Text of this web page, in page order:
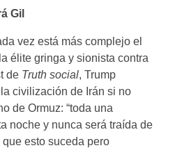
Gil
vez está más complejo el
élite gringa y sionista contra
de Truth social, Trump
civilización de Irán si no
de Ormuz: “toda una
noche y nunca será traída de
esto suceda pero